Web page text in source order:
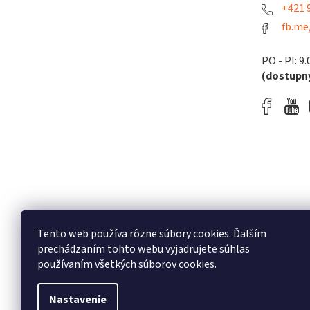
Tento web používa rôzne súbory cookies. Ďalším
prechádzaním tohto webu vyjadrujete súhlas
používaním všetkých súborov cookies.
Nastavenie
+421
PO - PI: